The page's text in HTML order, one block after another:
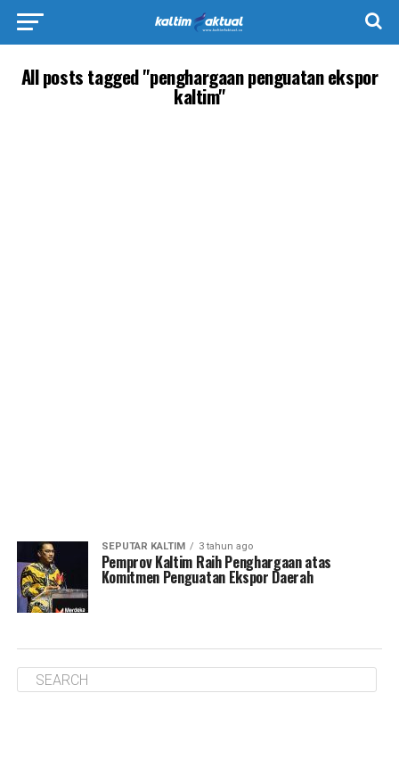
All posts tagged "penghargaan penguatan ekspor
kaltim"
SEPUTAR KALTIM 3 tahun ago
Pemprov Kaltim Raih Penghargaan atas
Komitmen Penguatan Ekspor Daerah